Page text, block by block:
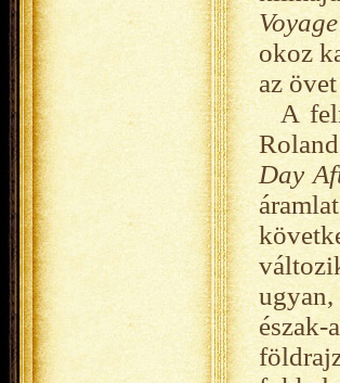
okoz
az
A
Day
észak-